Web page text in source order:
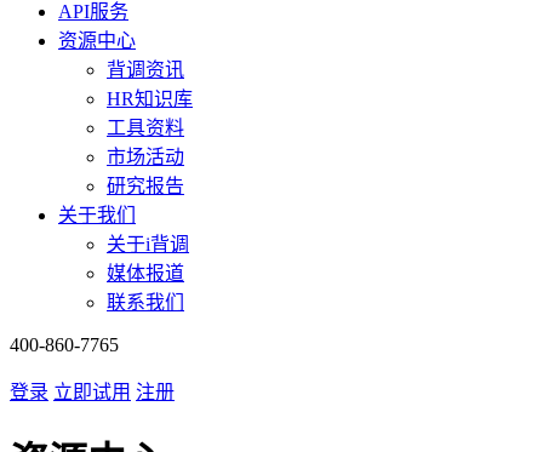
API服务
资源中心
背调资讯
HR知识库
工具资料
市场活动
研究报告
关于我们
关于i背调
媒体报道
联系我们
400-860-7765
登录 立即试用 注册